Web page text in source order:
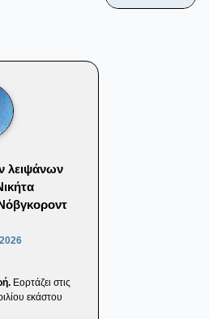
λειψάνων
Εορτάζει στις
εκάστου